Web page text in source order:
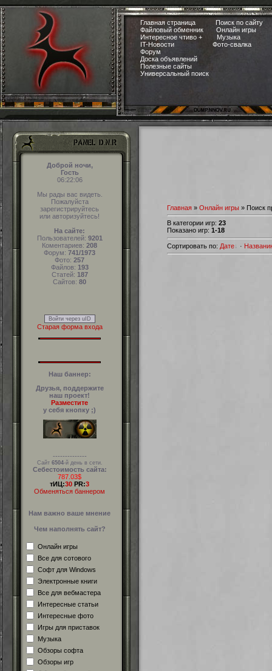
Главная страница
Поиск по сайту
Файловый обменник
Онлайн игры
Интересное чтиво +
Музыка
IT-Новости
Фото-свалка
Форум
Доска объявлений
Полезные сайты
Универсальный поиск
Доброй ночи,
Гость
06:22:07
Мы рады вас видеть.
Пожалуйста
зарегистрируйтесь
или авторизуйтесь!
На сайте:
Пользователей: 9201
Коментариев: 208
Форум: 741/1973
Фото: 257
Файлов: 193
Статей: 187
Сайтов: 80
Войти через uID
Старая форма входа
Наш баннер:
Друзья, поддержите
наш проект!
Разместите
у себя кнопку ;)
--------------
Сайт 6504-й день в сети.
Себестоимость сайта:
787.03$
тИЦ:30 PR:3
Обменяться баннером
Нам важно ваше мнение
Чем наполнять сайт?
Онлайн игры
Все для сотового
Софт для Windows
Электронные книги
Все для вебмастера
Интересные статьи
Интересные фото
Игры для приставок
Музыка
Обзоры софта
Обзоры игр
Главная » Онлайн игры » Поиск
В категории игр: 23
Показано игр: 1-18
Сортировать по: Дате ·